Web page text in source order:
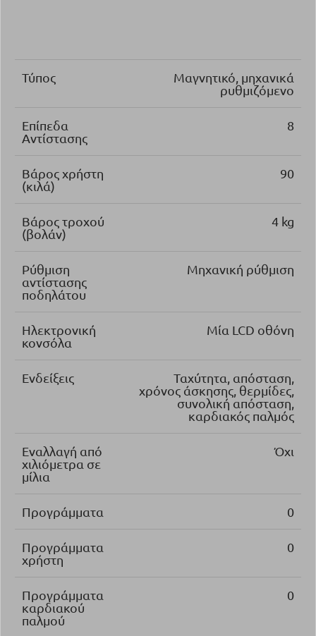
Τύπος
Μαγνητικό, μηχανικά
ρυθμιζόμενο
Επίπεδα
Αντίστασης
8
Βάρος χρήστη
(κιλά)
90
Βάρος τροχού
(βολάν)
4 kg
Ρύθμιση
αντίστασης
ποδηλάτου
Μηχανική ρύθμιση
Ηλεκτρονική
κονσόλα
Μία LCD οθόνη
Ενδείξεις
Ταχύτητα, απόσταση,
χρόνος άσκησης, θερμίδες,
συνολική απόσταση,
καρδιακός παλμός
Εναλλαγή από
χιλιόμετρα σε
μίλια
Όχι
Προγράμματα 0
Προγράμματα
χρήστη
0
Προγράμματα
καρδιακού
παλμού
0